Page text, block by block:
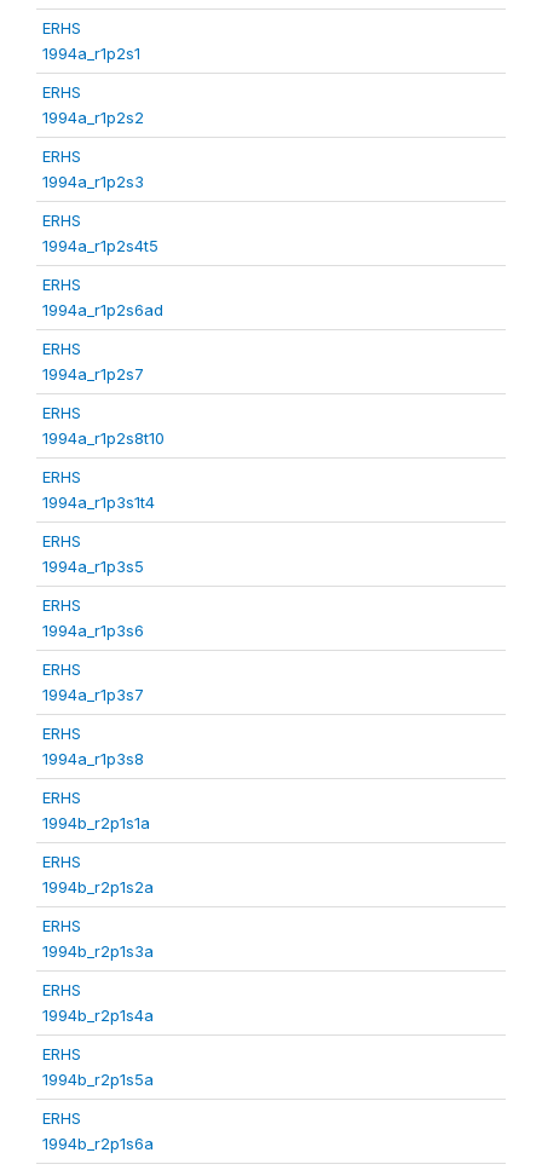
ERHS
1994a_r1p2s1
ERHS
1994a_r1p2s2
ERHS
1994a_r1p2s3
ERHS
1994a_r1p2s4t5
ERHS
1994a_r1p2s6ad
ERHS
1994a_r1p2s7
ERHS
1994a_r1p2s8t10
ERHS
1994a_r1p3s1t4
ERHS
1994a_r1p3s5
ERHS
1994a_r1p3s6
ERHS
1994a_r1p3s7
ERHS
1994a_r1p3s8
ERHS
1994b_r2p1s1a
ERHS
1994b_r2p1s2a
ERHS
1994b_r2p1s3a
ERHS
1994b_r2p1s4a
ERHS
1994b_r2p1s5a
ERHS
1994b_r2p1s6a